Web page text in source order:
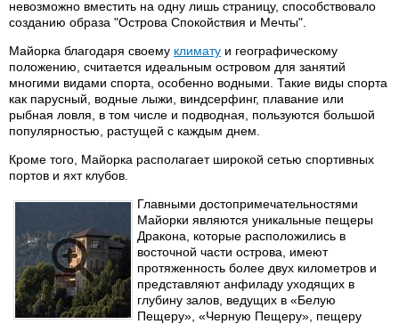
невозможно вместить на одну лишь страницу, способствовало
созданию образа "Острова Спокойствия и Мечты".
Майорка благодаря своему климату и географическому
положению, считается идеальным островом для занятий
многими видами спорта, особенно водными. Такие виды спорта
как парусный, водные лыжи, виндсерфинг, плавание или
рыбная ловля, в том числе и подводная, пользуются большой
популярностью, растущей с каждым днем.
Кроме того, Майорка располагает широкой сетью спортивных
портов и яхт клубов.
Главными достопримечательностями
Майорки являются уникальные пещеры
Дракона, которые расположились в
восточной части острова, имеют
протяженность более двух километров и
представляют анфиладу уходящих в
глубину залов, ведущих в «Белую
Пещеру», «Черную Пещеру», пещеру